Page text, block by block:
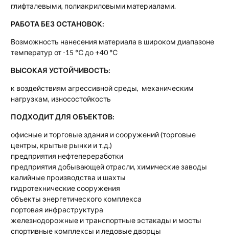
глифталевыми, полиакриловыми материалами.
РАБОТА БЕЗ ОСТАНОВОК:
Возможность нанесения материала в широком диапазоне
температур от -15 ℃ до +40 ℃
ВЫСОКАЯ УСТОЙЧИВОСТЬ:
к воздействиям агрессивной среды, механическим
нагрузкам, износостойкость
ПОДХОДИТ ДЛЯ ОБЪЕКТОВ:
офисные и торговые здания и сооружений (торговые
центры, крытые рынки и т.д.)
предприятия нефтепереработки
предприятия добывающей отрасли, химические заводы
калийные производства и шахты
гидротехнические сооружения
объекты энергетического комплекса
портовая инфраструктура
железнодорожные и транспортные эстакады и мосты
спортивные комплексы и ледовые дворцы